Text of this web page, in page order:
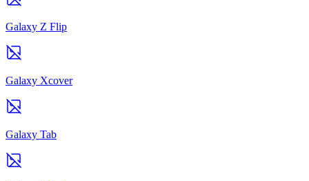
Galaxy Z Flip
Galaxy Xcover
Galaxy Tab